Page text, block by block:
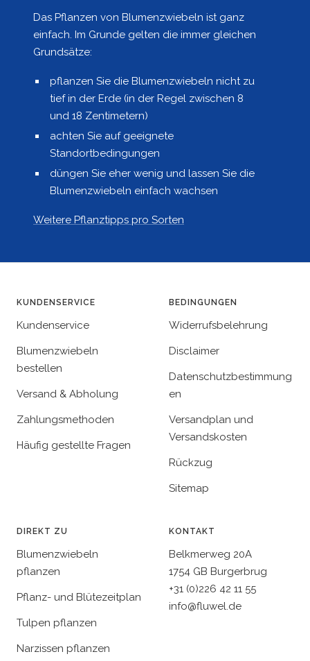
Das Pflanzen von Blumenzwiebeln ist ganz
einfach. Im Grunde gelten die immer gleichen
Grundsätze:
pflanzen Sie die Blumenzwiebeln nicht zu
tief in der Erde (in der Regel zwischen 8
und 18 Zentimetern)
achten Sie auf geeignete
Standortbedingungen
düngen Sie eher wenig und lassen Sie die
Blumenzwiebeln einfach wachsen
Weitere Pflanztipps pro Sorten
KUNDENSERVICE
Kundenservice
Blumenzwiebeln
bestellen
Versand & Abholung
Zahlungsmethoden
Häufig gestellte Fragen
BEDINGUNGEN
Widerrufsbelehrung
Disclaimer
Datenschutzbestimmung
en
Versandplan und
Versandskosten
Rückzug
Sitemap
DIREKT ZU
Blumenzwiebeln
pflanzen
Pflanz- und Blütezeitplan
Tulpen pflanzen
Narzissen pflanzen
KONTAKT
Belkmerweg 20A
1754 GB Burgerbrug
+31 (0)226 42 11 55
info@fluwel.de